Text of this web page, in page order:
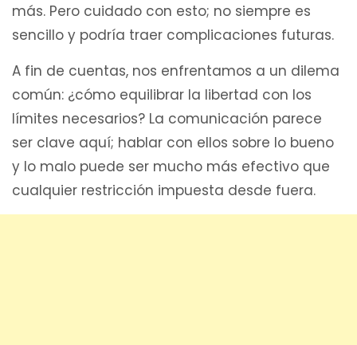
más. Pero cuidado con esto; no siempre es
sencillo y podría traer complicaciones futuras.
A fin de cuentas, nos enfrentamos a un dilema
común: ¿cómo equilibrar la libertad con los
límites necesarios? La comunicación parece
ser clave aquí; hablar con ellos sobre lo bueno
y lo malo puede ser mucho más efectivo que
cualquier restricción impuesta desde fuera.